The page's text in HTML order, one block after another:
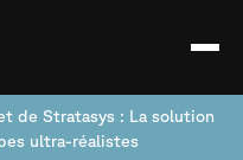
de Stratasys : La solution
ultra-réalistes